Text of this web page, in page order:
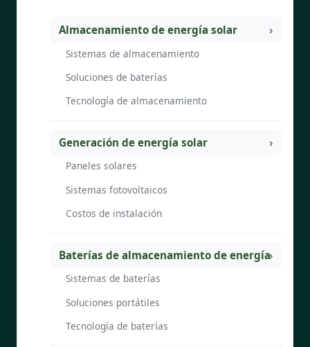
Almacenamiento de energía solar
Sistemas de almacenamiento
Soluciones de baterías
Tecnología de almacenamiento
Generación de energía solar
Paneles solares
Sistemas fotovoltaicos
Costos de instalación
Baterías de almacenamiento de energía
Sistemas de baterías
Soluciones portátiles
Tecnología de baterías